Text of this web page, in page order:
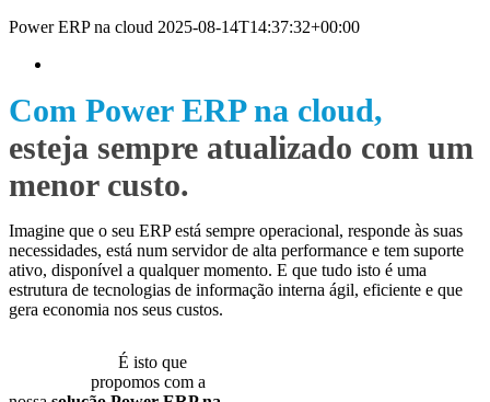
Power ERP na cloud 2025-08-14T14:37:32+00:00
Com Power ERP na cloud,
esteja sempre atualizado com um
menor custo.
Imagine que o seu ERP está sempre operacional, responde às suas
necessidades, está num servidor de alta performance e tem suporte
ativo, disponível a qualquer momento. E que tudo isto é uma
estrutura de tecnologias de informação interna ágil, eficiente e que
gera economia nos seus custos.
É isto que
propomos com a